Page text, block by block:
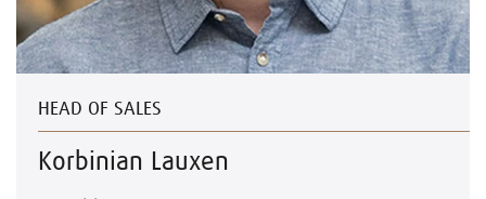
HEAD OF SALES
Korbinian Lauxen